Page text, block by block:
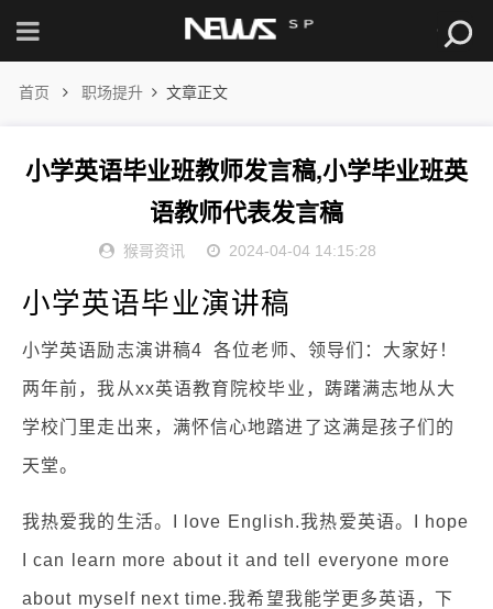
首页 职场提升 文章正文
小学英语毕业班教师发言稿,小学毕业班英
语教师代表发言稿
猴哥资讯 2024-04-04 14:15:28
小学英语毕业演讲稿
小学英语励志演讲稿4 各位老师、领导们：大家好！
两年前，我从xx英语教育院校毕业，踌躇满志地从大
学校门里走出来，满怀信心地踏进了这满是孩子们的
天堂。
我热爱我的生活。I love English.我热爱英语。I hope
I can learn more about it and tell everyone more
about myself next time.我希望我能学更多英语，下